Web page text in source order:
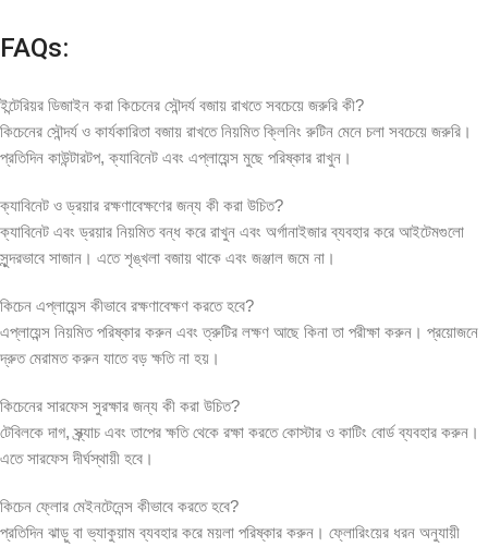
FAQs:
ইন্টেরিয়র ডিজাইন করা কিচেনের সৌন্দর্য বজায় রাখতে সবচেয়ে জরুরি কী?
কিচেনের সৌন্দর্য ও কার্যকারিতা বজায় রাখতে নিয়মিত ক্লিনিং রুটিন মেনে চলা সবচেয়ে জরুরি।
প্রতিদিন কাউন্টারটপ, ক্যাবিনেট এবং এপ্লায়েন্স মুছে পরিষ্কার রাখুন।
ক্যাবিনেট ও ড্রয়ার রক্ষণাবেক্ষণের জন্য কী করা উচিত?
ক্যাবিনেট এবং ড্রয়ার নিয়মিত বন্ধ করে রাখুন এবং অর্গানাইজার ব্যবহার করে আইটেমগুলো
সুন্দরভাবে সাজান। এতে শৃঙ্খলা বজায় থাকে এবং জঞ্জাল জমে না।
কিচেন এপ্লায়েন্স কীভাবে রক্ষণাবেক্ষণ করতে হবে?
এপ্লায়েন্স নিয়মিত পরিষ্কার করুন এবং ত্রুটির লক্ষণ আছে কিনা তা পরীক্ষা করুন। প্রয়োজনে
দ্রুত মেরামত করুন যাতে বড় ক্ষতি না হয়।
কিচেনের সারফেস সুরক্ষার জন্য কী করা উচিত?
টেবিলকে দাগ, স্ক্র্যাচ এবং তাপের ক্ষতি থেকে রক্ষা করতে কোস্টার ও কাটিং বোর্ড ব্যবহার করুন।
এতে সারফেস দীর্ঘস্থায়ী হবে।
কিচেন ফ্লোর মেইনটেনেন্স কীভাবে করতে হবে?
প্রতিদিন ঝাড়ু বা ভ্যাকুয়াম ব্যবহার করে ময়লা পরিষ্কার করুন। ফ্লোরিংয়ের ধরন অনুযায়ী